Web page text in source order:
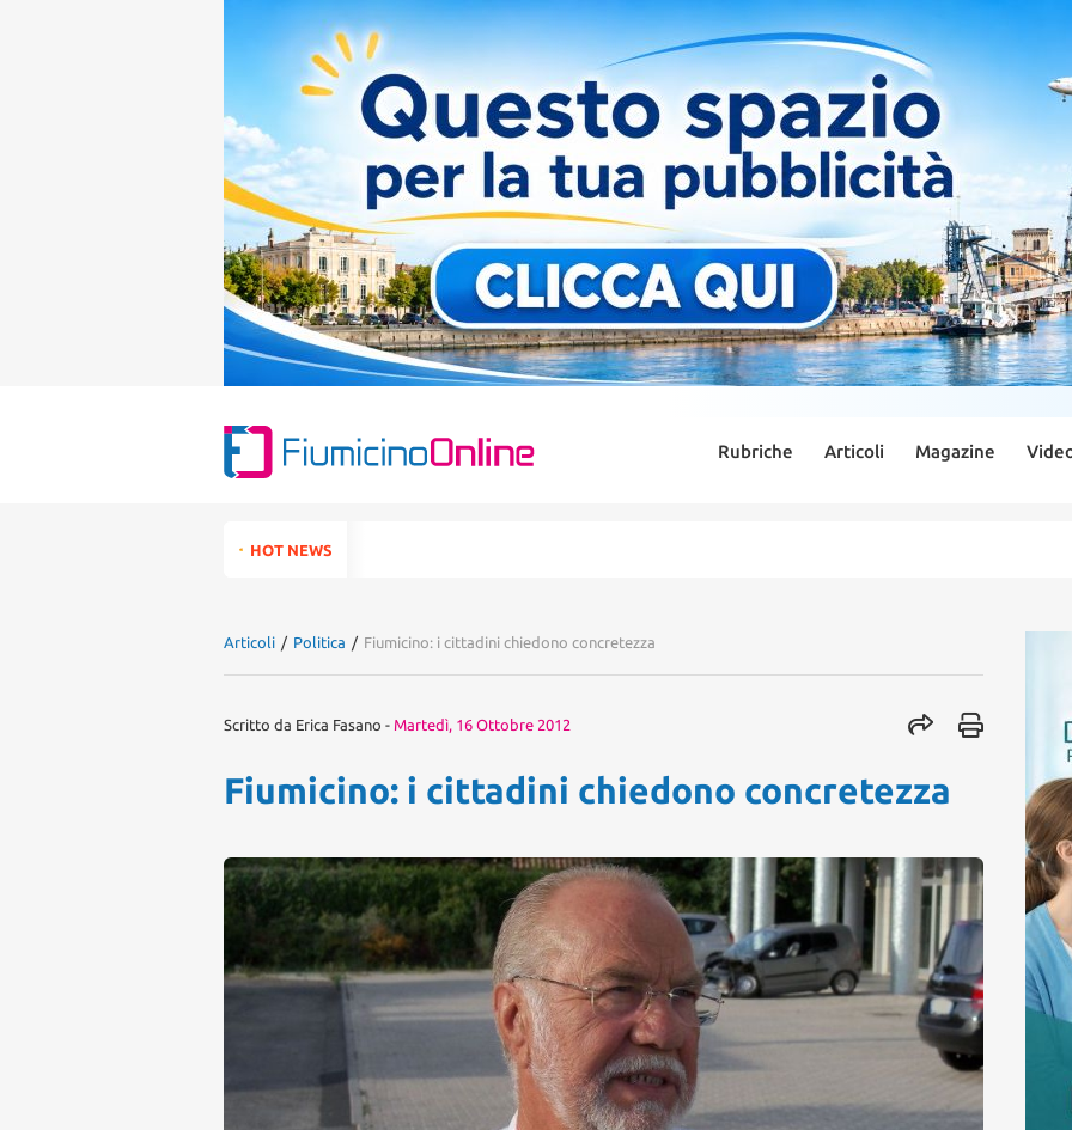
Rubriche Articoli Magazine
for:HOT NEWS
Articoli / Politica / Fiumicino: i cittadini chiedono concretezza
Scritto da Erica Fasano - Martedì, 16 Ottobre 2012
Fiumicino: i cittadini chiedono concretezza